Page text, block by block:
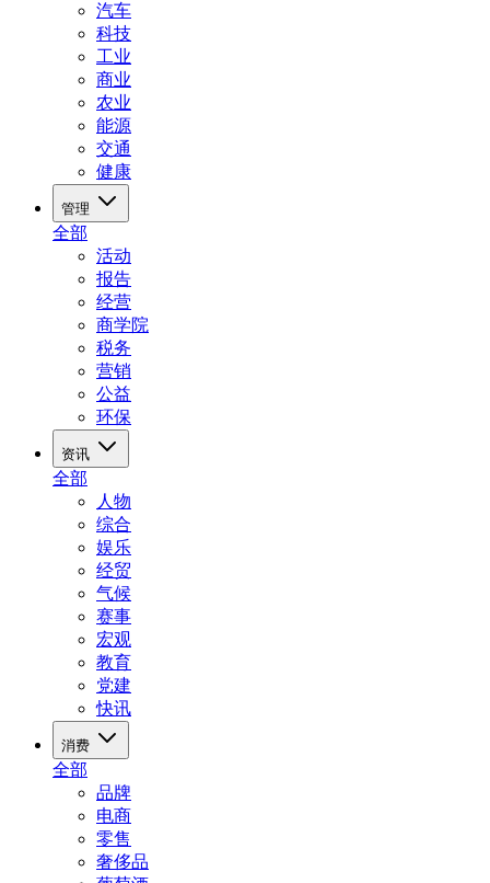
汽车
科技
工业
商业
农业
能源
交通
健康
管理
全部
活动
报告
经营
商学院
税务
营销
公益
环保
资讯
全部
人物
综合
娱乐
经贸
气候
赛事
宏观
教育
党建
快讯
消费
全部
品牌
电商
零售
奢侈品